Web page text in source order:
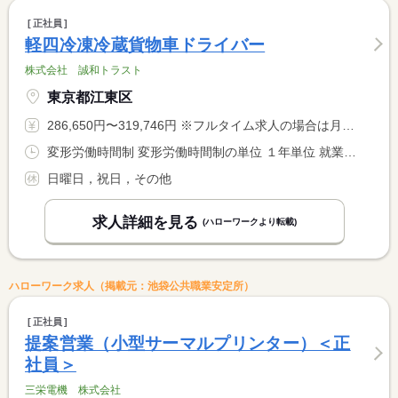
正社員
軽四冷凍冷蔵貨物車ドライバー
株式会社 誠和トラスト
東京都江東区
286,650円〜319,746円 ※フルタイム求人の場合は月額（換算額）、パート求人の場合は時間額を表示しています。
変形労働時間制 変形労働時間制の単位 １年単位 就業時間１ 8時00分〜17時00分 就業時間２ 6時00分〜15時00分 就業時間３ 6時30分〜15時30分 就業時間に関する特記事項 業務の都合上、深夜早朝の勤務時間あり
日曜日，祝日，その他
求人詳細を見る (ハローワークより転載)
ハローワーク求人（掲載元：池袋公共職業安定所）
正社員
提案営業（小型サーマルプリンター）＜正
社員＞
三栄電機 株式会社